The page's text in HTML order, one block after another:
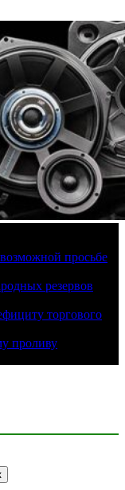
просьбе
резервов
торгового
проливу